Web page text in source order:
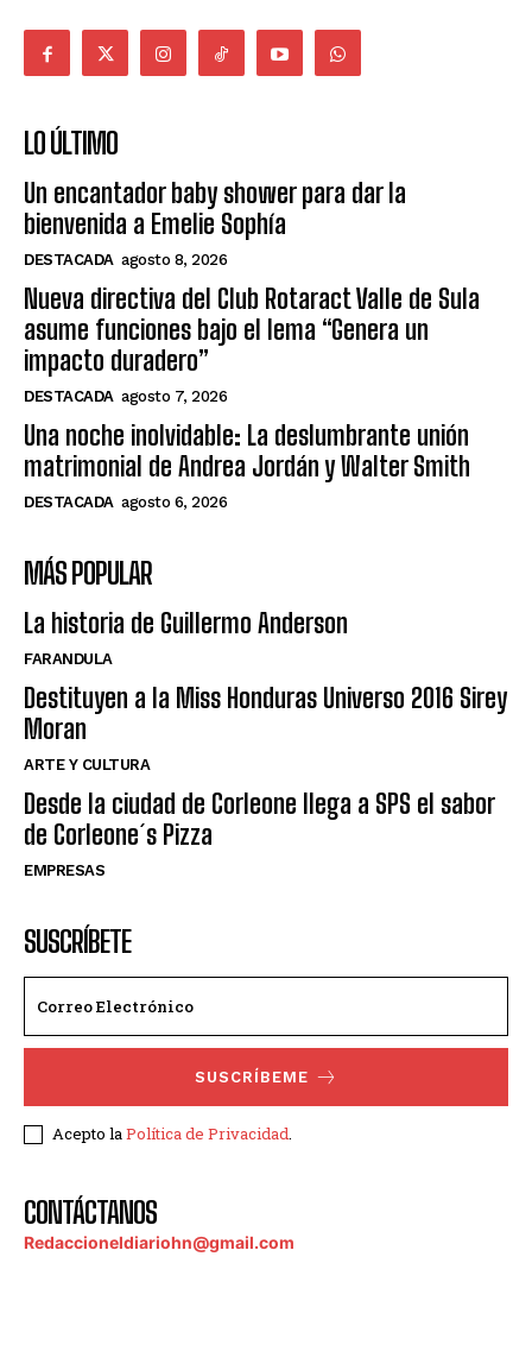
LO ÚLTIMO
Un encantador baby shower para dar la
bienvenida a Emelie Sophía
DESTACADA agosto 8, 2026
Nueva directiva del Club Rotaract Valle de Sula
asume funciones bajo el lema “Genera un
impacto duradero”
DESTACADA agosto 7, 2026
Una noche inolvidable: La deslumbrante unión
matrimonial de Andrea Jordán y Walter Smith
DESTACADA agosto 6, 2026
MÁS POPULAR
La historia de Guillermo Anderson
FARANDULA
Destituyen a la Miss Honduras Universo 2016 Sirey
Moran
ARTE Y CULTURA
Desde la ciudad de Corleone llega a SPS el sabor
de Corleone´s Pizza
EMPRESAS
SUSCRÍBETE
SUSCRÍBEME
Acepto laPolítica de Privacidad.
CONTÁCTANOS
Redaccioneldiariohn@gmail.com